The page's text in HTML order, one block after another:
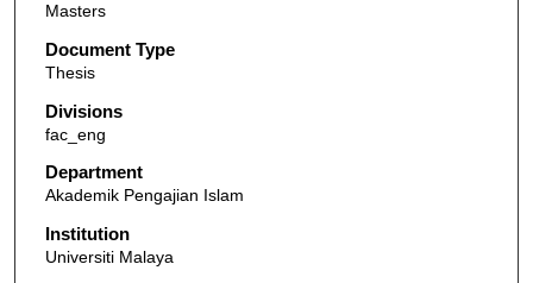
Masters
Document Type
Thesis
Divisions
fac_eng
Department
Akademik Pengajian Islam
Institution
Universiti Malaya